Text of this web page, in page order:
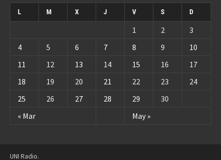
L M X J V S D
« Mar May »
1 2
3
4
5 6 7 8 9
10
11
12 13 14 15 16
17
18
19 20 21 22 23
24
25
26 27 28 29 30
UNI Radio.